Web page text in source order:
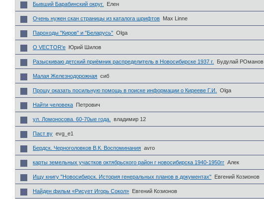
Бывший Барабинский округ. Елен
Очень нужен скан страницы из каталога шрифтов Max Linne
Пароходы "Киров" и "Беларусь" Olga
О VECTOR'e Юрий Шилов
Разыскиваю детский приёмник распределитель в Новосибирске 1937 г. Будулай РОманов
Малая Железнодорожная сиб
Прошу оказать посильную помощь в поиске информации о Кирееве Г.И. Olga
Найти человека Петрович
ул. Ломоносова. 60-70ые года. владимир 12
Паст ву evg_e1
Бердск. Черноголовков В.К. Воспоминания avro
карты земельных участков октябрьского район г новосибирска 1940-1950гг Алек
Ищу книгу "Новосибирск. История генеральных планов в документах" Евгений Козионов
Найден фильм «Рисует Игорь Сокол» Евгений Козионов